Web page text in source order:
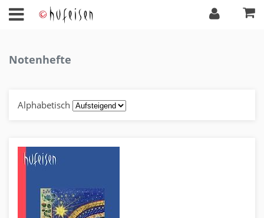
Notenhefte
Alphabetisch